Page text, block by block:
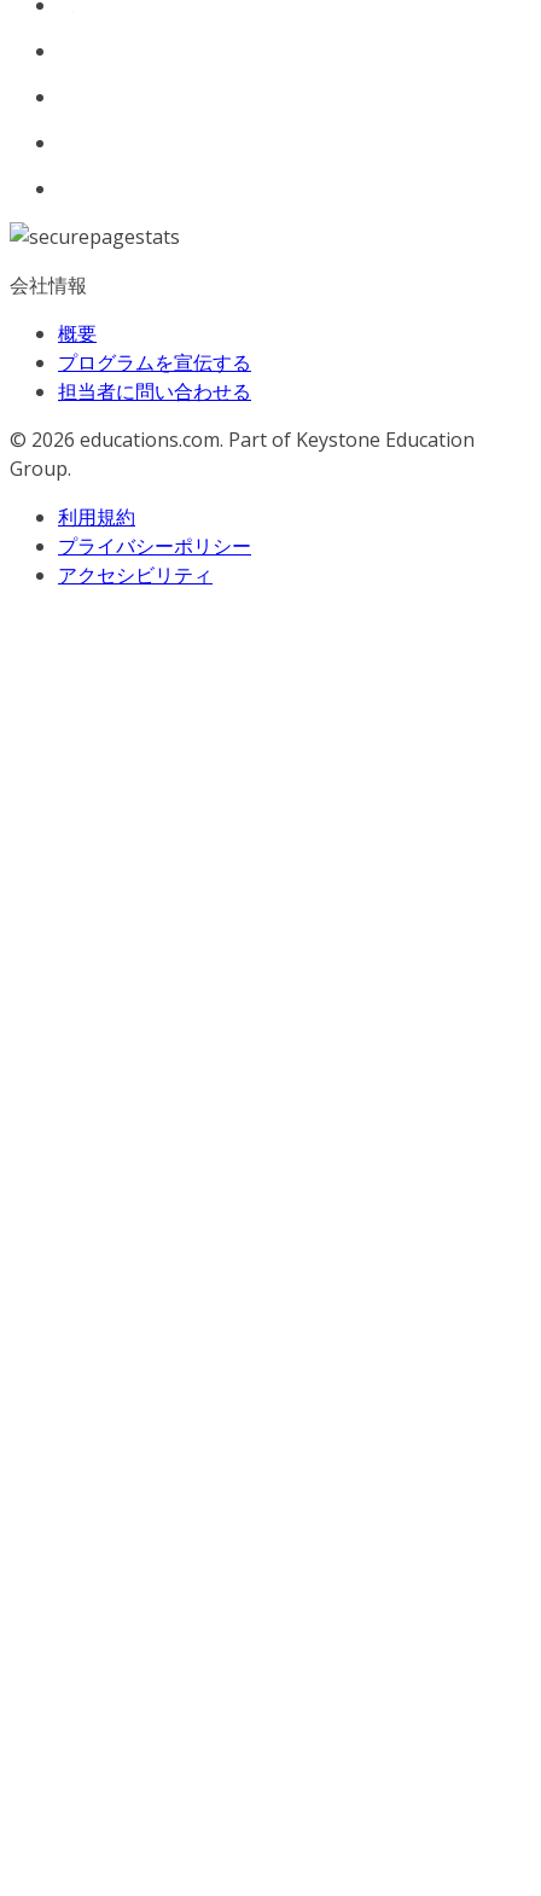
会社情報
概要
プログラムを宣伝する
担当者に問い合わせる
© 2026 educations.com. Part of Keystone Education
Group.
利用規約
プライバシーポリシー
アクセシビリティ